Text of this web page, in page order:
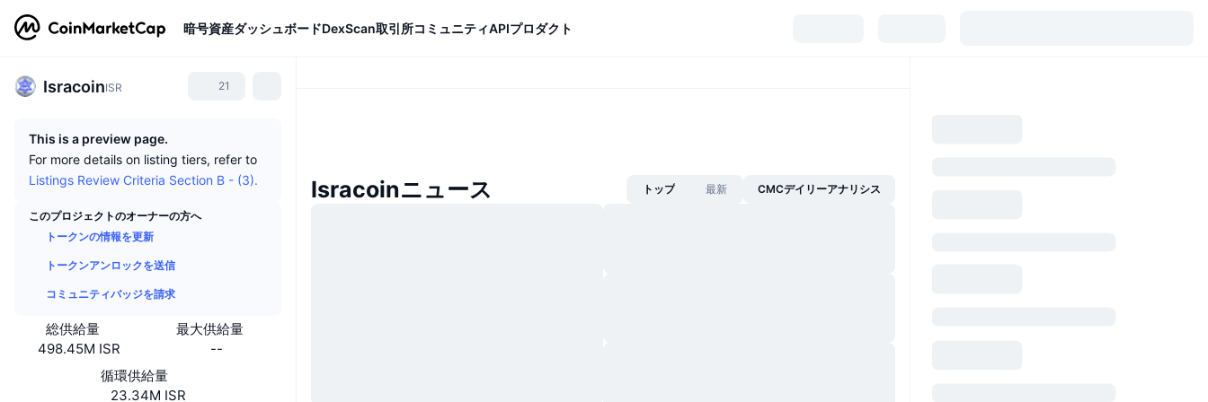
暗号資産ダッシュボードDexScan取引所コミュニティAPIプロダクト
IsracoinISR 21
This is a preview page.
For more details on listing tiers, refer to
Listings Review Criteria Section B - (3).
このプロジェクトのオーナーの方へ
トークンの情報を更新
トークンアンロックを送信
コミュニティバッジを請求
総供給量
498.45M ISR
最大供給量
--
循環供給量
23.34M ISR
Isracoinニュース トップ 最新 CMCデイリーアナリシス